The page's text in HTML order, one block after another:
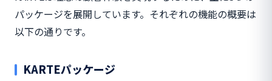
パッケージを展開しています。それぞれの機能の概要は
以下の通りです。
KARTEパッケージ